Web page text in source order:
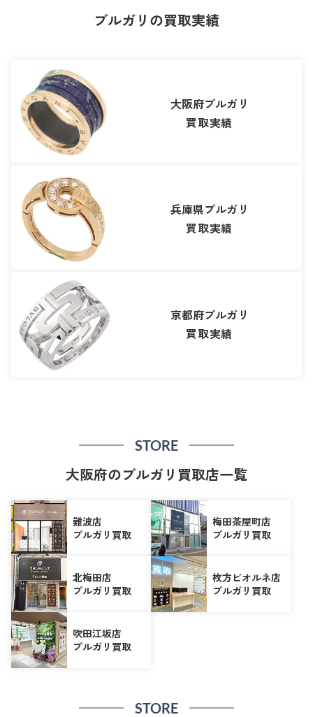
ブルガリの買取実績
大阪府ブルガリ
買取実績
兵庫県ブルガリ
買取実績
京都府ブルガリ
買取実績
STORE
大阪府のブルガリ買取店一覧
難波店
ブルガリ買取
梅田茶屋町店
ブルガリ買取
北梅田店
ブルガリ買取
枚方ビオルネ店
ブルガリ買取
吹田江坂店
ブルガリ買取
STORE